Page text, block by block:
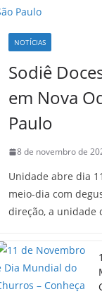
NOTÍCIAS
Sodiê
em Nova
Paulo
8 de novembro de
Unidade abre dia
meio-dia com
direção, a unidade